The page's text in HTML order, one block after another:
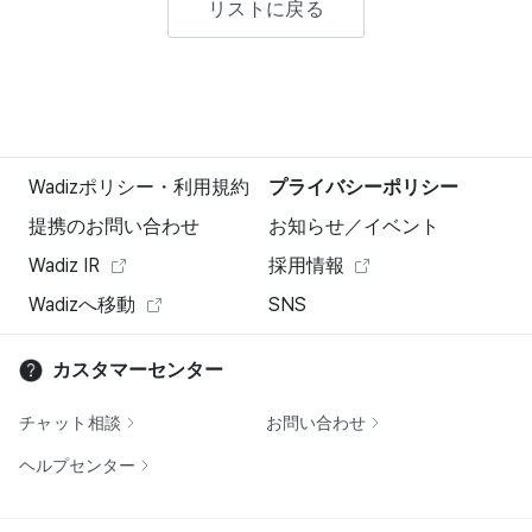
リストに戻る
Wadizポリシー・利用規約
プライバシーポリシー
提携のお問い合わせ
お知らせ／イベント
Wadiz IR
採用情報
Wadizへ移動
SNS
カスタマーセンター
チャット相談 お問い合わせ
ヘルプセンター